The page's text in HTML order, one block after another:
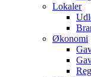
Lokaler
Økonomi